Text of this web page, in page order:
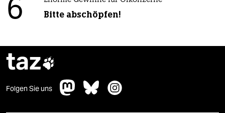
6 Bitte abschöpfen!
taz
Folgen Sie uns